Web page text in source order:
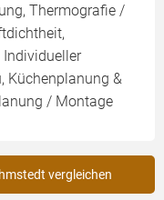
Thermografie /
Individueller
Küchenplanung &
/ Montage
vergleichen